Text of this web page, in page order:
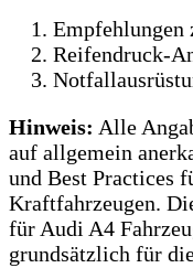
Empfehlungen
Reifendruck-
Hinweis: Alle
auf allgemein
und Best Practices
Kraftfahrzeugen.
für Audi A4
grundsätzlich für